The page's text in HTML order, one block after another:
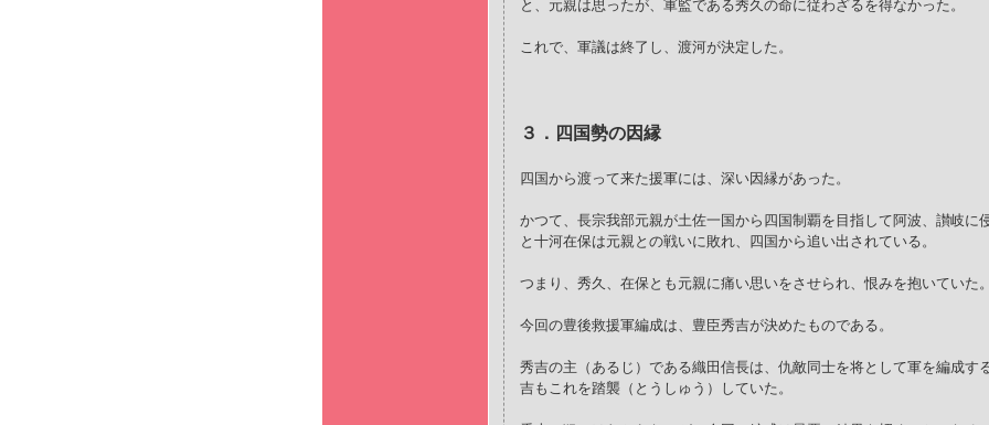
と、元親は思ったが、軍監である秀久の命に従わざるを得なかった。
これで、軍議は終了し、渡河が決定した。
３．四国勢の因縁
四国から渡って来た援軍には、深い因縁があった。
かつて、長宗我部元親が土佐一国から四国制覇を目指して阿波、讃岐に
と十河在保は元親との戦いに敗れ、四国から追い出されている。
つまり、秀久、在保とも元親に痛い思いをさせられ、恨みを抱いていた。
今回の豊後救援軍編成は、豊臣秀吉が決めたものである。
秀吉の主（あるじ）である織田信長は、仇敵同士を将として軍を編成す
吉もこれを踏襲（とうしゅう）していた。